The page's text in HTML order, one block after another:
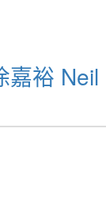
嘉裕